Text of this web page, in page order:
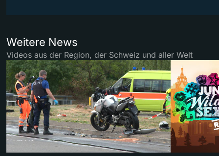
Weitere News
Videos aus der Region, der Schweiz und aller Welt